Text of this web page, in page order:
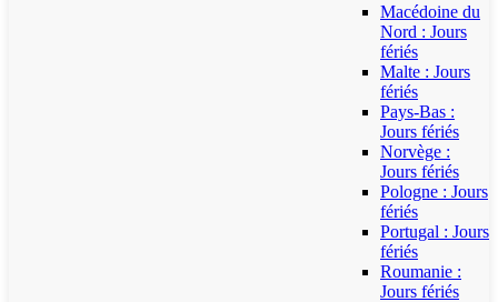
Macédoine du
Nord : Jours
fériés
Malte : Jours
fériés
Pays-Bas :
Jours fériés
Norvège :
Jours fériés
Pologne : Jours
fériés
Portugal : Jours
fériés
Roumanie :
Jours fériés